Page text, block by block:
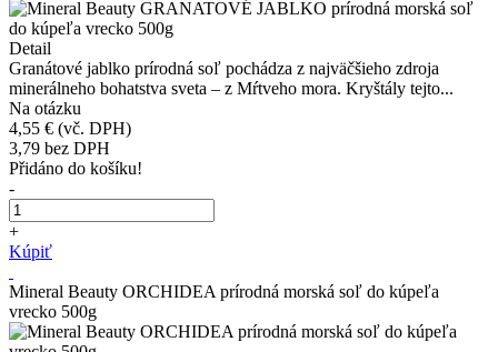
Detail
Granátové jablko prírodná soľ pochádza z najväčšieho zdroja
minerálneho bohatstva sveta – z Mŕtveho mora. Kryštály tejto...
Na otázku
4,55 € (vč. DPH)
3,79 bez DPH
Přidáno do košíku!
-
+
Kúpiť
Mineral Beauty ORCHIDEA prírodná morská soľ do kúpeľa
vrecko 500g